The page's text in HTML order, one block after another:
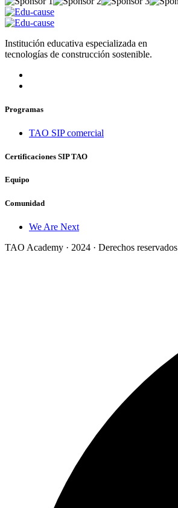
Institución educativa especializada en
tecnologías de construcción sostenible.
Programas
TAO SIP comercial
Certificaciones SIP TAO
Equipo
Comunidad
We Are Next
TAO Academy · 2024 · Derechos reservados